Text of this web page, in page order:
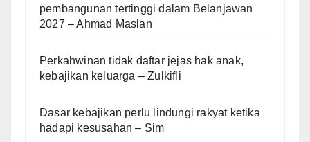
pembangunan tertinggi dalam Belanjawan
2027 – Ahmad Maslan
Perkahwinan tidak daftar jejas hak anak,
kebajikan keluarga – Zulkifli
Dasar kebajikan perlu lindungi rakyat ketika
hadapi kesusahan – Sim